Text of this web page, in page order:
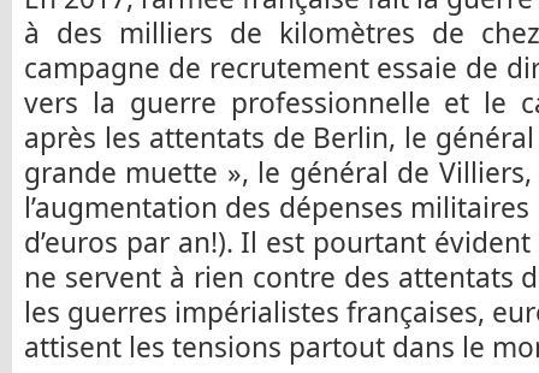
à des milliers de kilomètres de
campagne de recrutement essaie de
vers la guerre professionnelle et le
après les attentats de Berlin, le
grande muette », le général de
l’augmentation des dépenses
d’euros par an!). Il est pourtant
ne servent à rien contre des attentats
les guerres impérialistes françaises,
attisent les tensions partout dans le